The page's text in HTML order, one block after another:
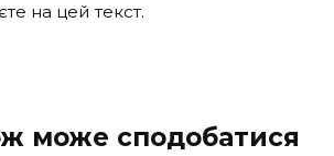
на цей текст.
може сподобатися